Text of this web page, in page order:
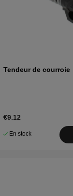
Tendeur de courroie
€9.12
En stock